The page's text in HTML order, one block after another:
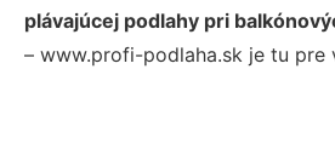
plávajúcej podlahy pri
– www.profi-podlaha.sk je tu pre